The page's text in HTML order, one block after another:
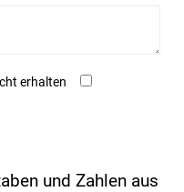
erhalten
und Zahlen aus